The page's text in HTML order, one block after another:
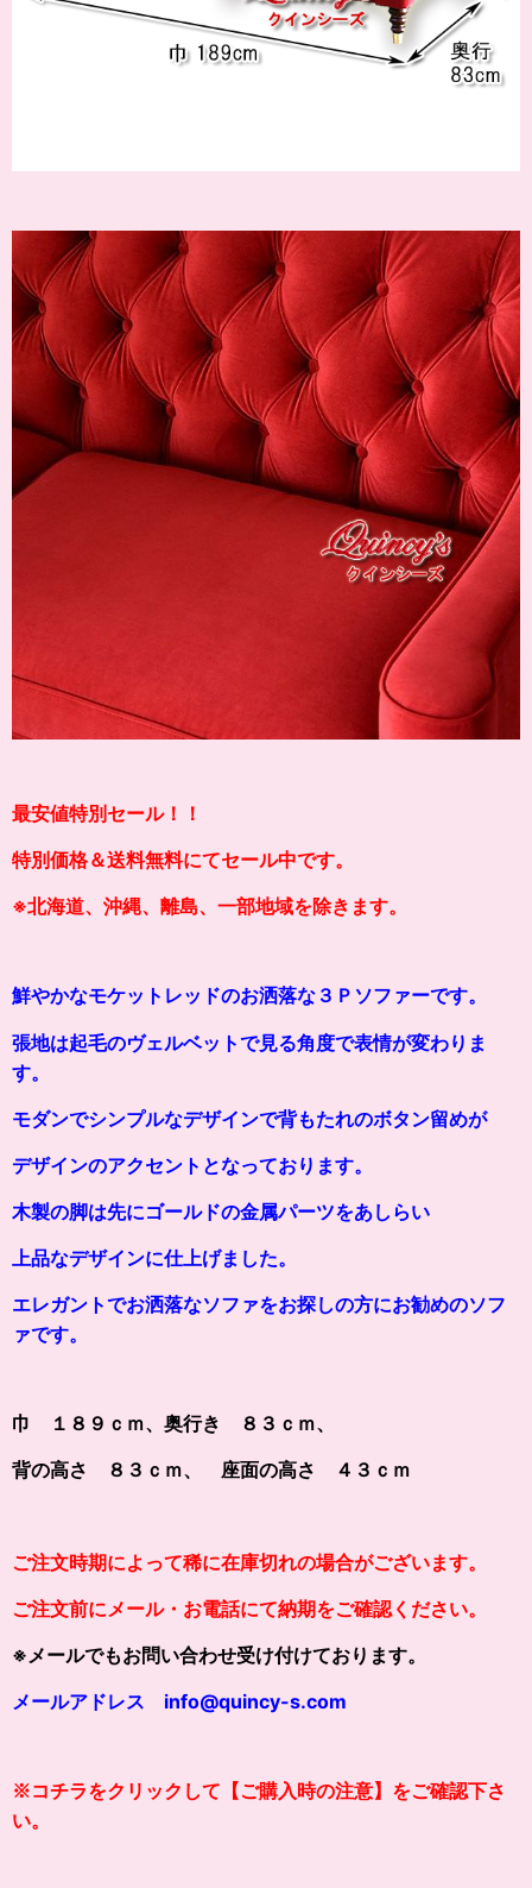
最安値特別セール！！
特別価格＆送料無料にてセール中です。
※北海道、沖縄、離島、一部地域を除きます。
鮮やかなモケットレッドのお洒落な３Ｐソファーです。
張地は起毛のヴェルベットで見る角度で表情が変わりま
す。
モダンでシンプルなデザインで背もたれのボタン留めが
デザインのアクセントとなっております。
木製の脚は先にゴールドの金属パーツをあしらい
上品なデザインに仕上げました。
エレガントでお洒落なソファをお探しの方にお勧めのソフ
ァです。
巾 １８９ｃｍ、奥行き ８３ｃｍ、
背の高さ ８３ｃｍ、 座面の高さ ４３ｃｍ
ご注文時期によって稀に在庫切れの場合がございます。
ご注文前にメール・お電話にて納期をご確認ください。
※メールでもお問い合わせ受け付けております。
メールアドレス info@quincy-s.com
※コチラをクリックして【ご購入時の注意】をご確認下さ
い。